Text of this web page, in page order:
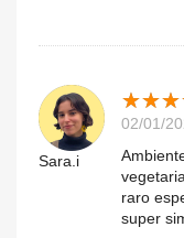
Sara.i
★★★
★★★
02/01/
raro
super